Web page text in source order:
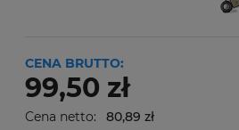
CENA BRUTTO:
99,50 zł
Cena netto: 80,89 zł